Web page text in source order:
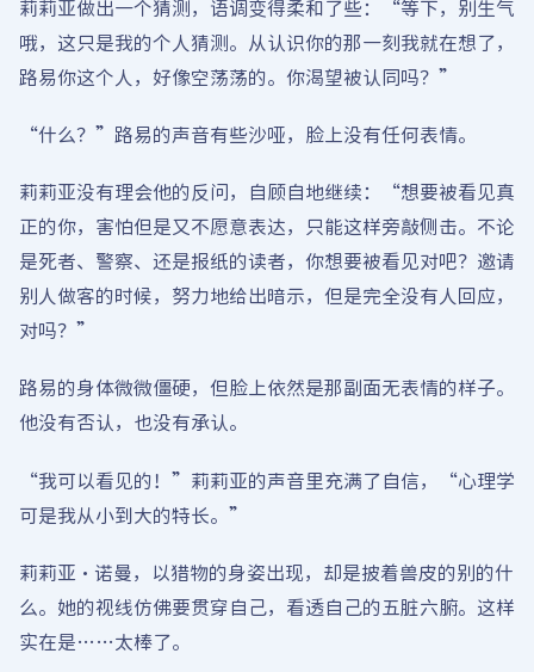
莉莉亚做出一个猜测，语调变得柔和了些：“等下，别生气
哦，这只是我的个人猜测。从认识你的那一刻我就在想了，
路易你这个人，好像空荡荡的。你渴望被认同吗？”
“什么？”路易的声音有些沙哑，脸上没有任何表情。
莉莉亚没有理会他的反问，自顾自地继续：“想要被看见真
正的你，害怕但是又不愿意表达，只能这样旁敲侧击。不论
是死者、警察、还是报纸的读者，你想要被看见对吧？邀请
别人做客的时候，努力地给出暗示，但是完全没有人回应，
对吗？”
路易的身体微微僵硬，但脸上依然是那副面无表情的样子。
他没有否认，也没有承认。
“我可以看见的！”莉莉亚的声音里充满了自信，“心理学
可是我从小到大的特长。”
莉莉亚·诺曼，以猎物的身姿出现，却是披着兽皮的别的什
么。她的视线仿佛要贯穿自己，看透自己的五脏六腑。这样
实在是……太棒了。